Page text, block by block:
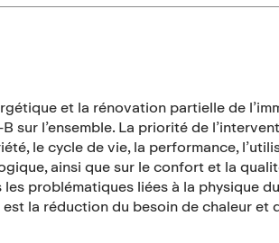
et la rénovation partielle de
sur l’ensemble. La priorité de
le cycle de vie, la performance,
ainsi que sur le confort et la
problématiques liées à la physique
la réduction du besoin de chaleur et